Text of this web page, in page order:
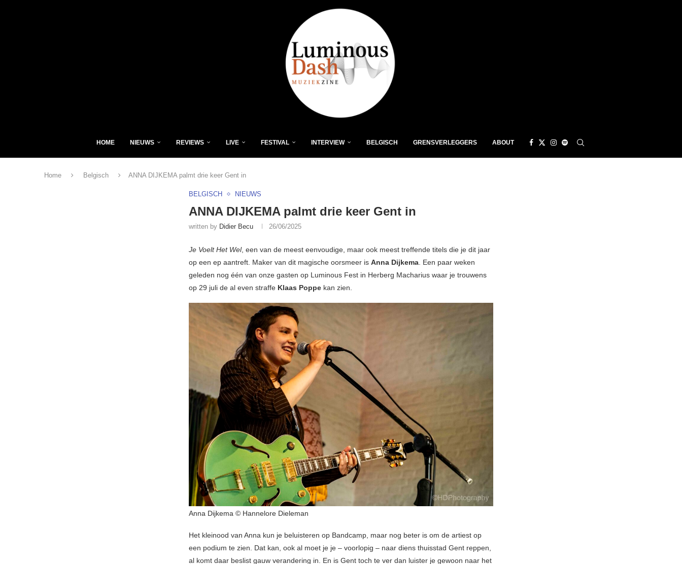
HOME NIEUWS REVIEWS LIVE FESTIVAL INTERVIEW BELGISCH GRENSVERLEGGERS ABOUT
Home Belgisch ANNA DIJKEMA palmt drie keer Gent in
BELGISCH NIEUWS
ANNA DIJKEMA palmt drie keer Gent in
written by Didier Becu 26/06/2025
Je Voelt Het Wel, een van de meest eenvoudige, maar ook meest treffende titels die je dit jaar
op een ep aantreft. Maker van dit magische oorsmeer is Anna Dijkema. Een paar weken
geleden nog één van onze gasten op Luminous Fest in Herberg Macharius waar je trouwens
op 29 juli de al even straffe Klaas Poppe kan zien.
Anna Dijkema © Hannelore Dieleman
Het kleinood van Anna kun je beluisteren op Bandcamp, maar nog beter is om de artiest op
een podium te zien. Dat kan, ook al moet je je – voorlopig – naar diens thuisstad Gent reppen,
al komt daar beslist gauw verandering in. En is Gent toch te ver dan luister je gewoon naar het